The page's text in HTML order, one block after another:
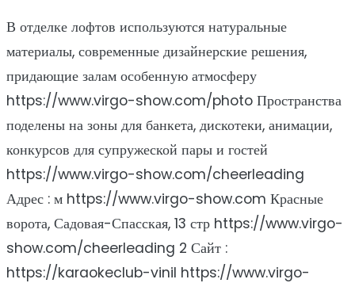
В отделке лофтов используются натуральные
материалы, современные дизайнерские решения,
придающие залам особенную атмосферу
https://www.virgo-show.com/photo Пространства
поделены на зоны для банкета, дискотеки, анимации,
конкурсов для супружеской пары и гостей
https://www.virgo-show.com/cheerleading
Адрес : м https://www.virgo-show.com Красные
ворота, Садовая-Спасская, 13 стр https://www.virgo-
show.com/cheerleading 2 Сайт :
https://karaokeclub-vinil https://www.virgo-